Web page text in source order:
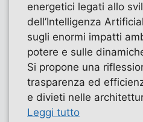
energetici legati allo
dell’Intelligenza
sugli enormi impatti
potere e sulle
Si propone una
trasparenza ed
e divieti nelle
Leggi tutto